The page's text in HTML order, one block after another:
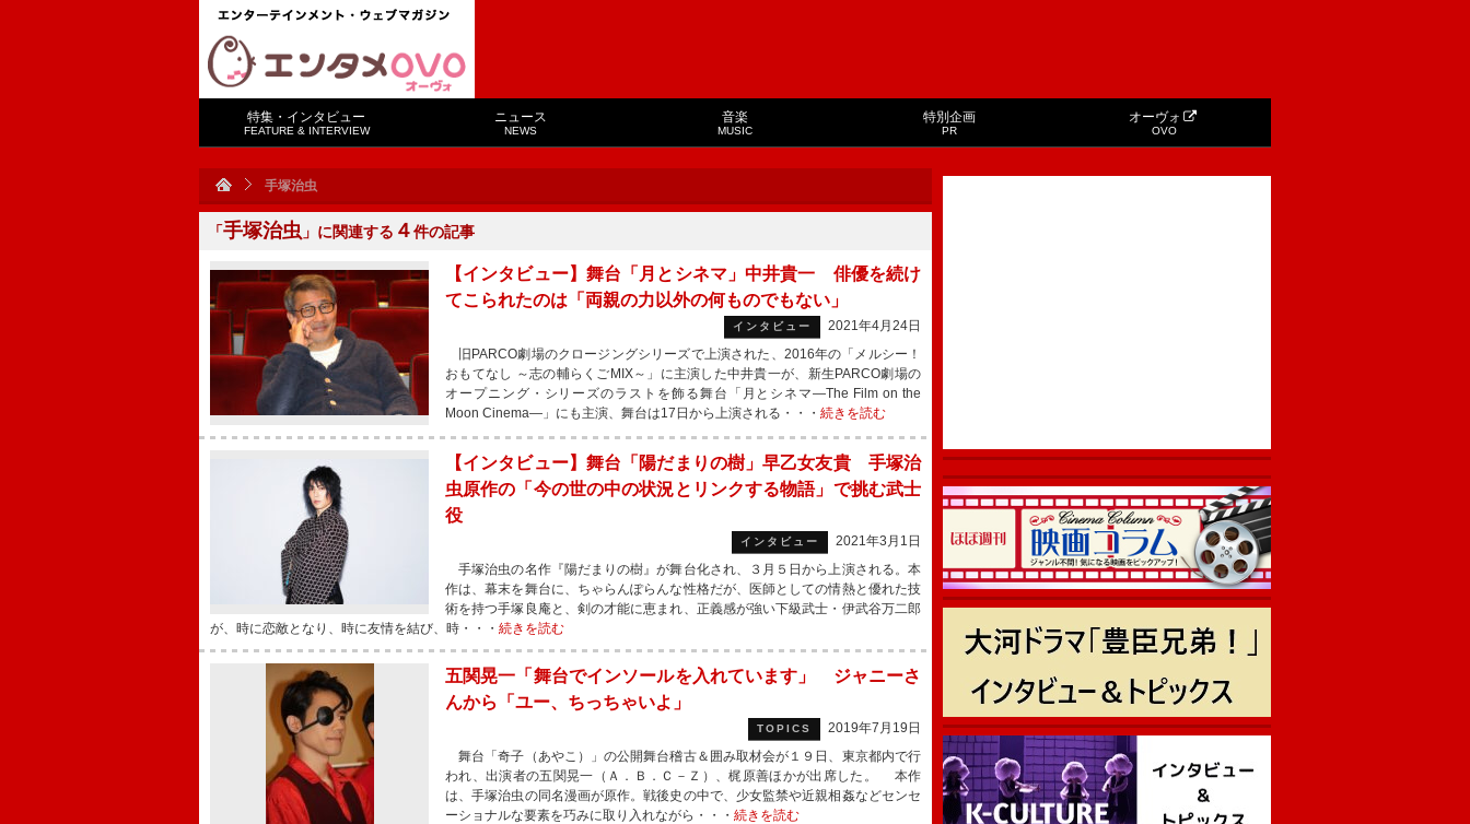
特集・インタビュー
FEATURE & INTERVIEW
ニュース
NEWS
音楽
MUSIC
特別企画
PR
オーヴォ
OVO
手塚治虫
「手塚治虫 」に関連する ４件の記事
【インタビュー】舞台「月とシネマ」中井貴一 俳優を続け
てこられたのは「両親の力以外の何ものでもない」
インタビュー
2021年4月24日
旧PARCO劇場のクロージングシリーズで上演された、2016年の「メルシー！
おもてなし ～志の輔らくごMIX～」に主演した中井貴一が、新生PARCO劇場の
オープニング・シリーズのラストを飾る舞台「月とシネマ―The Film on the
Moon Cinema―」にも主演、舞台は17日から上演される・・・ 続きを読む
【インタビュー】舞台「陽だまりの樹」早乙女友貴 手塚治
虫原作の「今の世の中の状況とリンクする物語」で挑む武士
役
インタビュー
2021年3月1日
手塚治虫の名作『陽だまりの樹』が舞台化され、３月５日から上演される。本
作は、幕末を舞台に、ちゃらんぽらんな性格だが、医師としての情熱と優れた技
術を持つ手塚良庵と、剣の才能に恵まれ、正義感が強い下級武士・伊武谷万二郎
が、時に恋敵となり、時に友情を結び、時・・・ 続きを読む
五関晃一「舞台でインソールを入れています」 ジャニーさ
んから「ユー、ちっちゃいよ」
TOPICS
2019年7月19日
舞台「奇子（あやこ）」の公開舞台稽古＆囲み取材会が１９日、東京都内で行
われ、出演者の五関晃一（Ａ．Ｂ．Ｃ－Ｚ）、梶原善ほかが出席した。 本作
は、手塚治虫の同名漫画が原作。戦後史の中で、少女監禁や近親相姦などセンセ
ーショナルな要素を巧みに取り入れながら・・・ 続きを読む